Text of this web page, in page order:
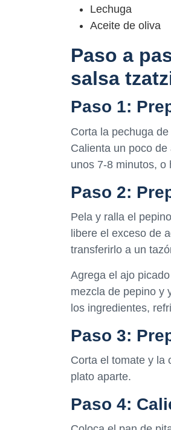
Lechuga
Aceite de oliva
Paso a
salsa
Paso 1:
Corta la pechuga
Calienta un poco
unos 7-8 minutos, o
Paso 2:
Pela y ralla el
libere el exceso de
transferirlo a un
Agrega el ajo
mezcla de pepino y
los ingredientes,
Paso 3:
Corta el tomate y la
plato aparte.
Paso 4: